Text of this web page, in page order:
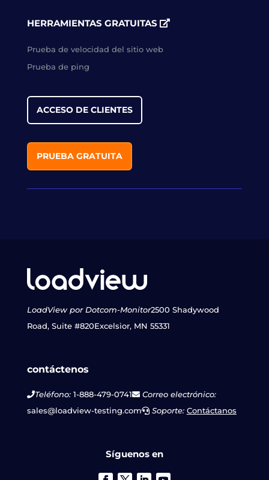
HERRAMIENTAS GRATUITAS
Prueba de velocidad del sitio web
Prueba de ping
ACCESO DE CLIENTES
PRUEBA GRATUITA
LoadView por Dotcom-Monitor2500 Shadywood
Road, Suite #820Excelsior, MN 55331
contáctenos
Teléfono:1-888-479-0741
Correo electrónico:
sales@loadview-testing.com
Soporte: Contáctanos
Síguenos en